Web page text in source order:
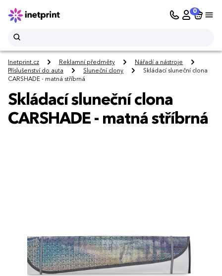
0
Inetprint.cz Reklamní předměty
Nářadí a nástroje
Příslušenství do auta
Sluneční clony
Skládací sluneční clona
CARSHADE - matná stříbrná
Skládací sluneční clona
CARSHADE - matná stříbrná